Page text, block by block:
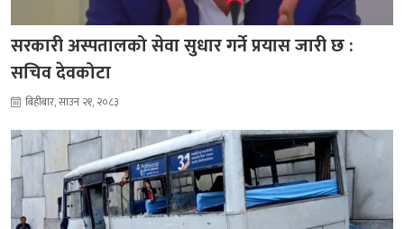
सरकारी अस्पतालको सेवा सुधार गर्ने प्रयास जारी छ :
सचिव देवकोटा
बिहीबार, साउन २१, २०८३